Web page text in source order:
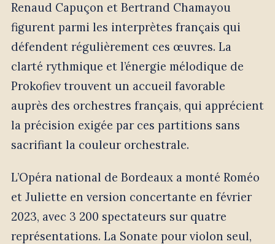
Renaud Capuçon et Bertrand Chamayou
figurent parmi les interprètes français qui
défendent régulièrement ces œuvres. La
clarté rythmique et l’énergie mélodique de
Prokofiev trouvent un accueil favorable
auprès des orchestres français, qui apprécient
la précision exigée par ces partitions sans
sacrifiant la couleur orchestrale.
L’Opéra national de Bordeaux a monté Roméo
et Juliette en version concertante en février
2023, avec 3 200 spectateurs sur quatre
représentations. La Sonate pour violon seul,